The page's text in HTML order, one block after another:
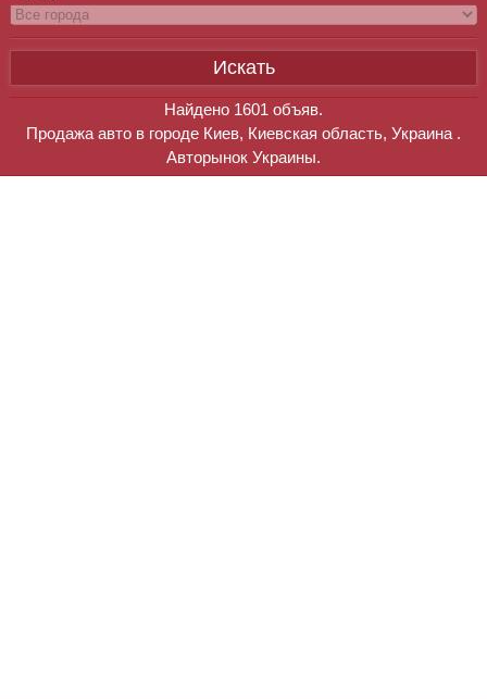
Найдено 1601 объяв.
Продажа авто в городе Киев, Киевская область, Украина .
Авторынок Украины.